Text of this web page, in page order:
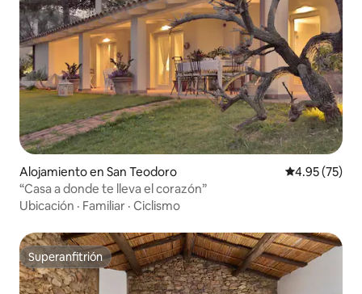
Alojamiento en San Teodoro Calificación
4.95 (75)
“Casa a donde te lleva el corazón”
Ubicación · Familiar · Ciclismo
Superanfitrión
Superanfitrión